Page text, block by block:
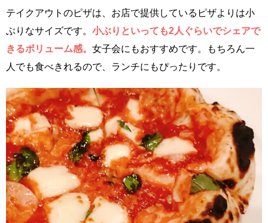
テイクアウトのピザは、お店で提供しているピザよりは小
ぶりなサイズです。 小ぶりといっても2人ぐらいでシェアで
きるボリューム感。 女子会にもおすすめです。もちろん一
人でも食べきれるので、ランチにもぴったりです。